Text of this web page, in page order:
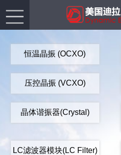
恒温晶振 (OCXO)
压控晶振 (VCXO)
晶体谐振器(Crystal)
LC滤波器模块(LC Filter)